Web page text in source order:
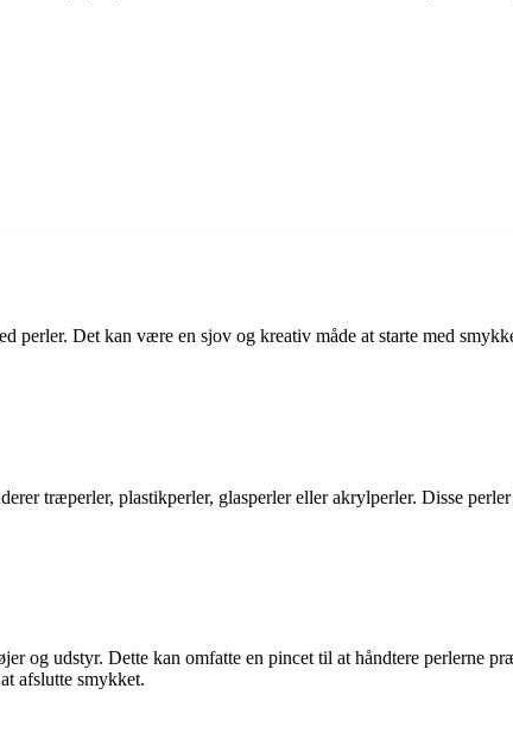
perler. Det kan være en sjov og kreativ måde at starte med
træperler, plastikperler, glasperler eller akrylperler. Disse
og udstyr. Dette kan omfatte en pincet til at håndtere perlerne
afslutte smykket.